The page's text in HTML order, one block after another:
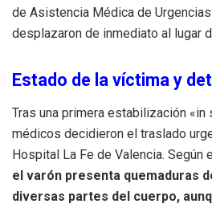
de Asistencia Médica de
desplazaron de inmediato al lugar
Estado de la víctima y
Tras una primera estabilización
médicos decidieron el traslado
Hospital La Fe de Valencia. Según
el varón presenta quemaduras
diversas partes del cuerpo,